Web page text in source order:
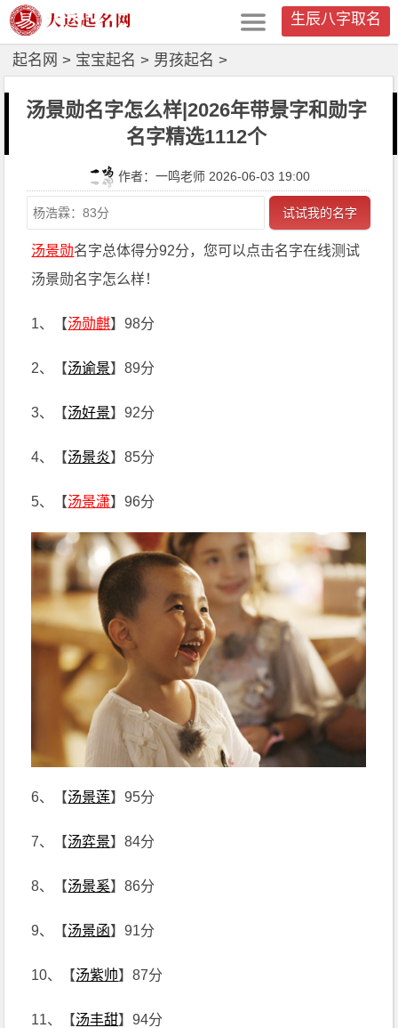
生辰八字取名
起名网 > 宝宝起名 > 男孩起名 >
汤景勋名字怎么样|2026年带景字和勋字
名字精选1112个
作者：一鸣老师 2026-06-03 19:00
试试我的名字
汤景勋名字总体得分92分，您可以点击名字在线测试
汤景勋名字怎么样！
1、【汤勋麒】98分
2、【汤谕景】89分
3、【汤好景】92分
4、【汤景炎】85分
5、【汤景潇】96分
6、【汤景莲】95分
7、【汤弈景】84分
8、【汤景奚】86分
9、【汤景函】91分
10、【汤紫帅】87分
11、【汤丰甜】94分